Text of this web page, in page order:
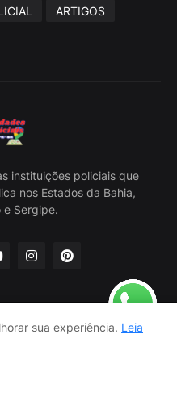
ARTIGOS
instituições policiais que
nos Estados da Bahia,
e Sergipe.
Privacidade
Contato
sua experiência. Leia